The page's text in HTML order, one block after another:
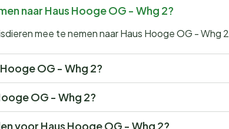
naar Haus Hooge OG - Whg 2?
mee te nemen naar Haus Hooge OG - Whg 2
OG - Whg 2?
OG - Whg 2?
voor Haus Hooge OG - Whg 2?